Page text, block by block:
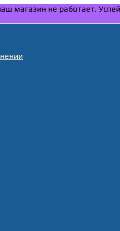
магазин не работает.